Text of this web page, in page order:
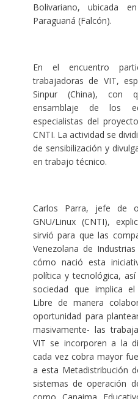
Bolivariano, ubicada
Paraguaná (Falcón).
En el encuentro
trabajadoras de VIT,
Sinpur (China), con
ensamblaje de los
especialistas del
CNTI. La actividad se
de sensibilización y
en trabajo técnico.
Carlos Parra, jefe de
GNU/Linux (CNTI),
sirvió para que las
Venezolana de
cómo nació esta
política y tecnológica,
sociedad que implica
Libre de manera
oportunidad para
masivamente- las
VIT se incorporen a la
cada vez cobra mayor
a esta Metadistribución
sistemas de operación